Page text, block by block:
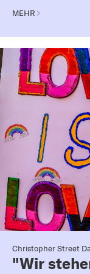
MEHR
Christopher Street
"Wir